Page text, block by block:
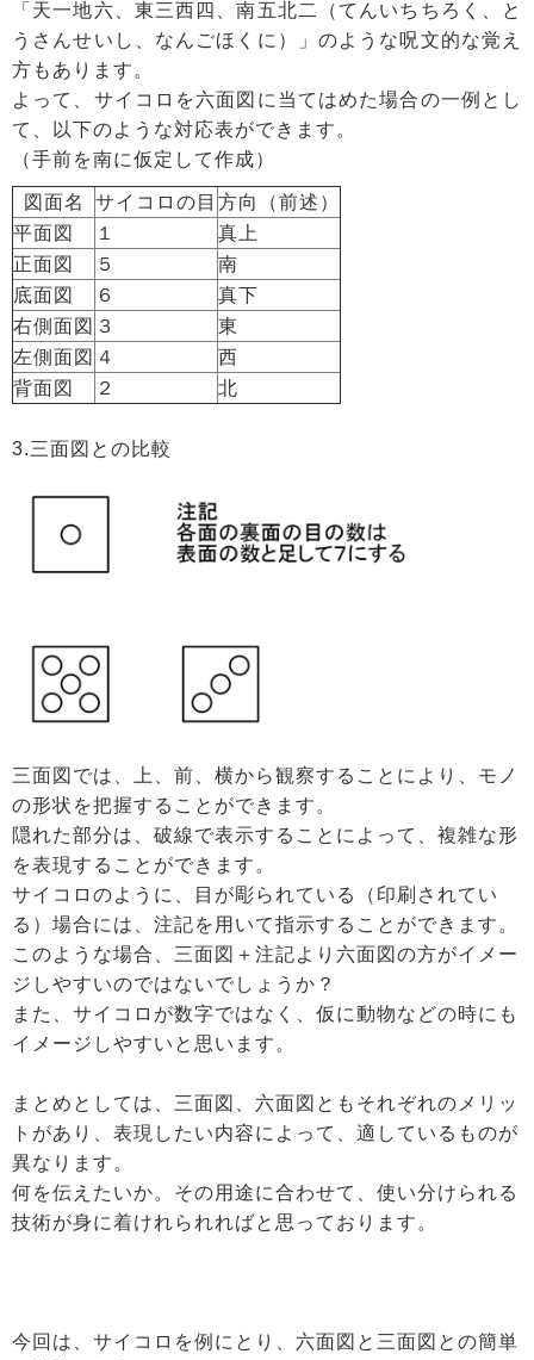
「天一地六、東三西四、南五北二（てんいちちろく、と
うさんせいし、なんごほくに）」のような呪文的な覚え
方もあります。
よって、サイコロを六面図に当てはめた場合の一例とし
て、以下のような対応表ができます。
（手前を南に仮定して作成）
図面名 サイコロの目 方向（前述）
平面図
１
真上
正面図
５
南
底面図
６
真下
右側面図 ３
東
左側面図 ４
西
背面図
２ 北
3.三面図との比較
三面図では、上、前、横から観察することにより、モノ
の形状を把握することができます。
隠れた部分は、破線で表示することによって、複雑な形
を表現することができます。
サイコロのように、目が彫られている（印刷されてい
る）場合には、注記を用いて指示することができます。
このような場合、三面図＋注記より六面図の方がイメー
ジしやすいのではないでしょうか？
また、サイコロが数字ではなく、仮に動物などの時にも
イメージしやすいと思います。
まとめとしては、三面図、六面図ともそれぞれのメリッ
トがあり、表現したい内容によって、適しているものが
異なります。
何を伝えたいか。その用途に合わせて、使い分けられる
技術が身に着けれられればと思っております。
今回は、サイコロを例にとり、六面図と三面図との簡単